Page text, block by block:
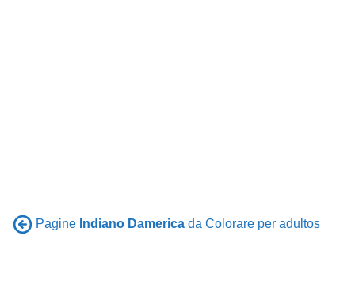
Pagine Indiano Damerica da Colorare per adultos